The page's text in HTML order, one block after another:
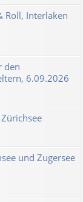
Roll, Interlaken
den
6.09.2026
und Zugersee